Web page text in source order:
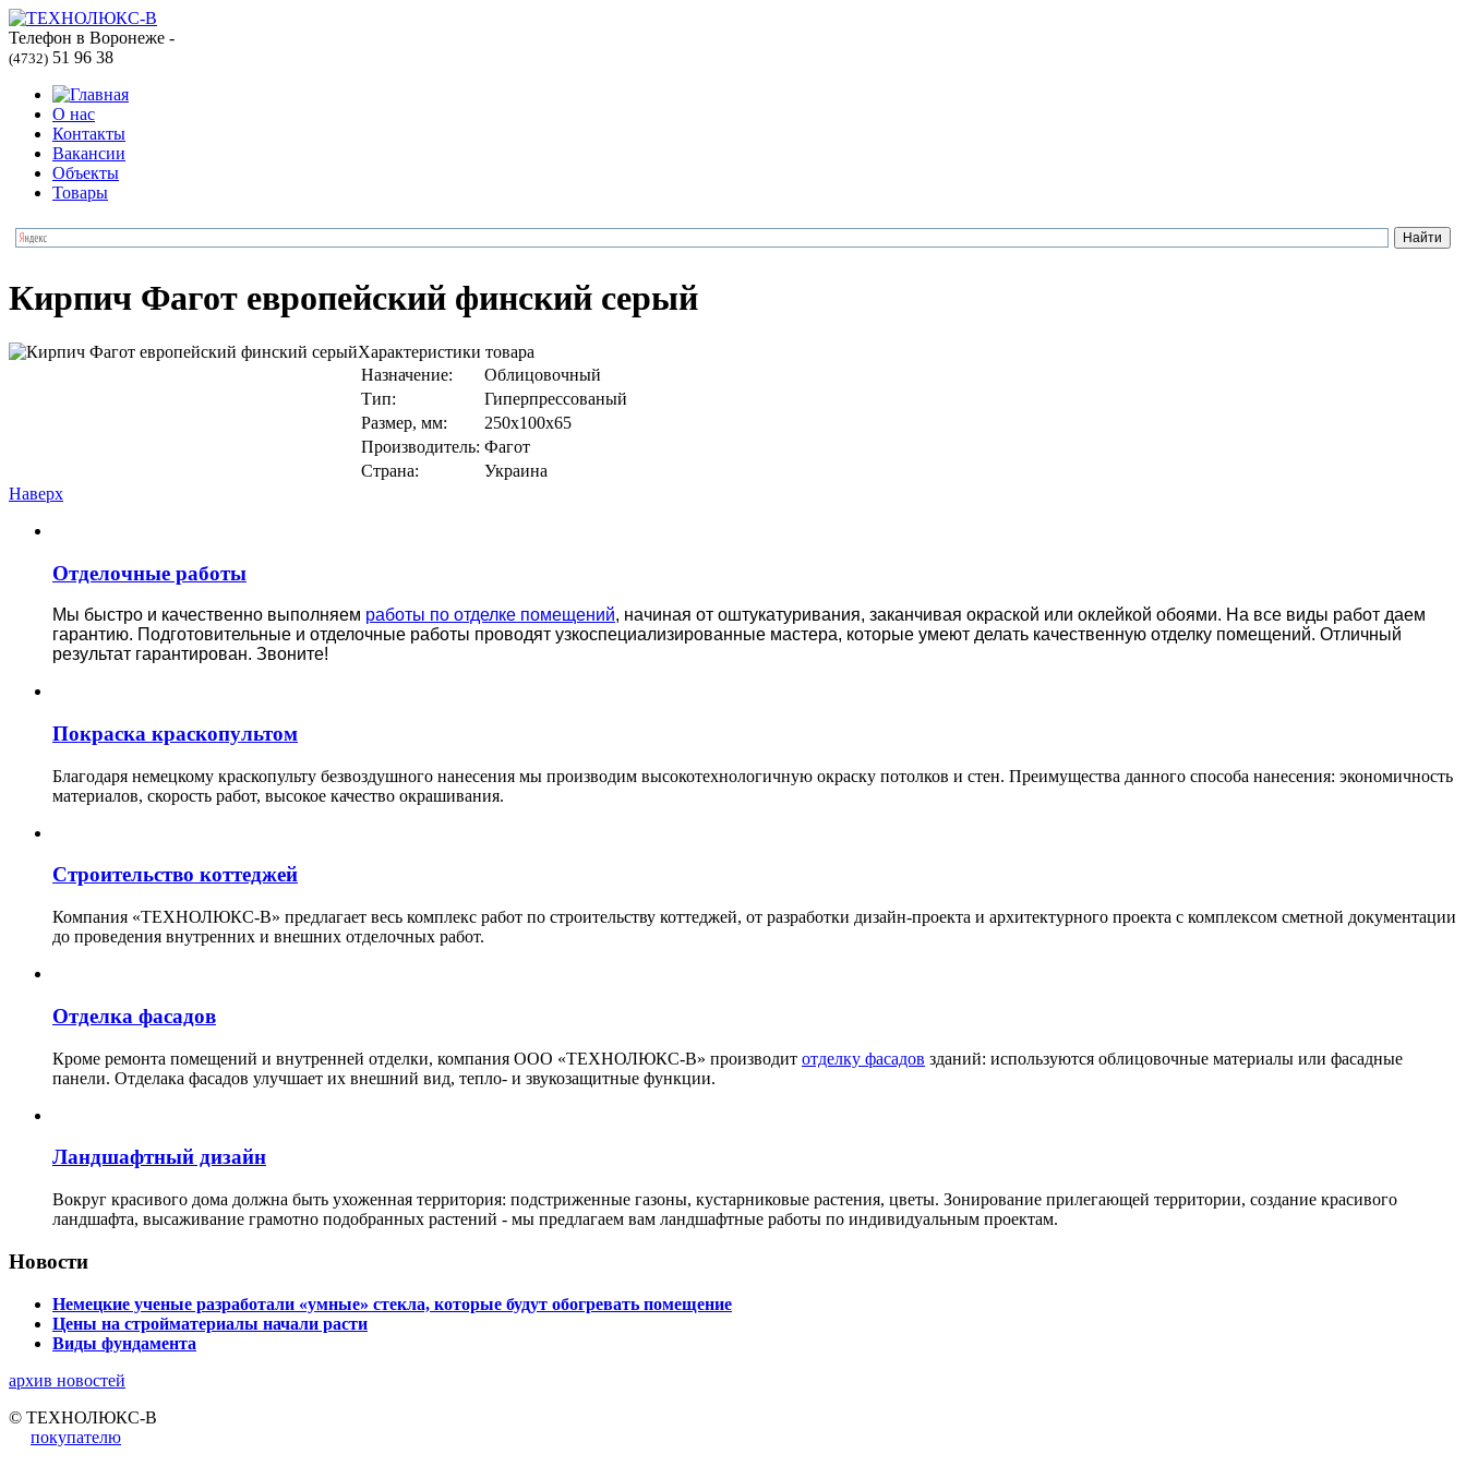
Телефон в Воронеже -
(4732) 51 96 38
О нас
Контакты
Вакансии
Объекты
Товары
Кирпич Фагот европейский финский серый
Характеристики товара
Назначение:
Облицовочный
Тип:
Гиперпрессованый
Размер, мм:
250x100x65
Производитель: Фагот
Страна:
Украина
Наверх
Отделочные работы
Мы быстро и качественно выполняем работы по отделке помещений, начиная от оштукатуривания, заканчивая окраской или оклейкой обоями. На все виды работ даем
гарантию. Подготовительные и отделочные работы проводят узкоспециализированные мастера, которые умеют делать качественную отделку помещений. Отличный
результат гарантирован. Звоните!
Покраска краскопультом
Благодаря немецкому краскопульту безвоздушного нанесения мы производим высокотехнологичную окраску потолков и стен. Преимущества данного способа нанесения: экономичность
материалов, скорость работ, высокое качество окрашивания.
Строительство коттеджей
Компания «ТЕХНОЛЮКС-В» предлагает весь комплекс работ по строительству коттеджей, от разработки дизайн-проекта и архитектурного проекта с комплексом сметной документации
до проведения внутренних и внешних отделочных работ.
Отделка фасадов
Кроме ремонта помещений и внутренней отделки, компания ООО «ТЕХНОЛЮКС-В» производит отделку фасадов зданий: используются облицовочные материалы или фасадные
панели. Отделака фасадов улучшает их внешний вид, тепло- и звукозащитные функции.
Ландшафтный дизайн
Вокруг красивого дома должна быть ухоженная территория: подстриженные газоны, кустарниковые растения, цветы. Зонирование прилегающей территории, создание красивого
ландшафта, высаживание грамотно подобранных растений - мы предлагаем вам ландшафтные работы по индивидуальным проектам.
Новости
Немецкие ученые разработали «умные» стекла, которые будут обогревать помещение
Цены на стройматериалы начали расти
Виды фундамента
архив новостей
© ТЕХНОЛЮКС-В
покупателю